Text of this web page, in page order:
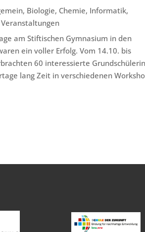
, Biologie, Chemie, Informatik,
Veranstaltungen
am Stiftischen Gymnasium in den
ein voller Erfolg. Vom 14.10. bis
60 interessierte
lang Zeit in verschiedenen